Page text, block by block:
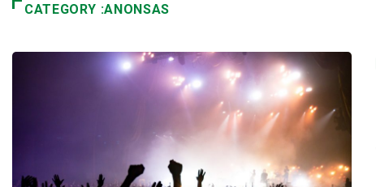
CATEGORY :ANONSAS